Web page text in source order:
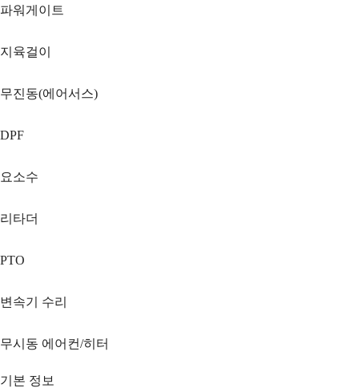
파워게이트
지육걸이
무진동(에어서스)
DPF
요소수
리타더
PTO
변속기 수리
무시동 에어컨/히터
기본 정보